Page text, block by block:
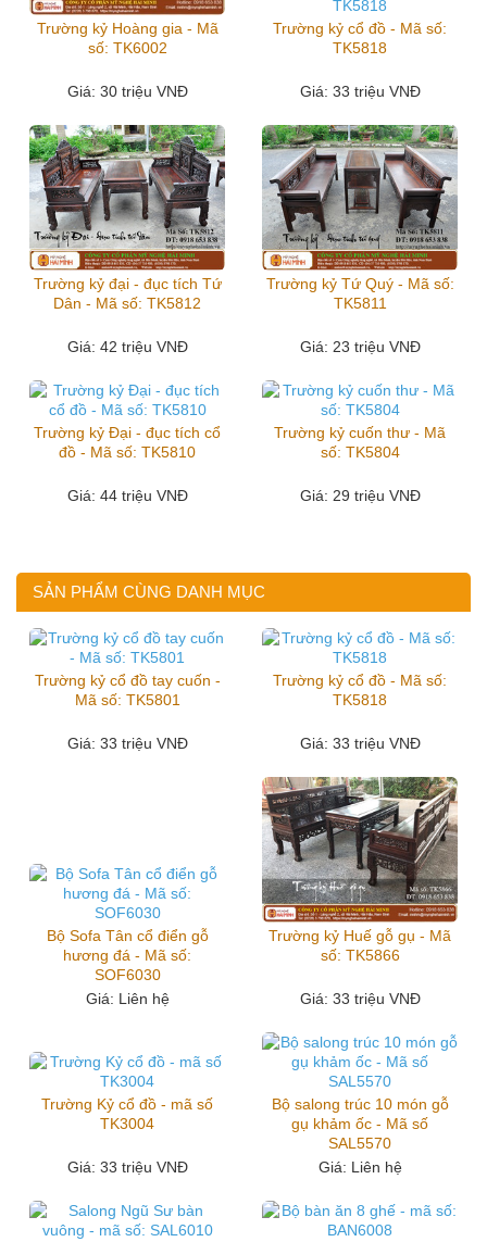
Trường kỷ Hoàng gia - Mã
số: TK6002
Giá: 30 triệu VNĐ
Trường kỷ cổ đồ - Mã số:
TK5818
Giá: 33 triệu VNĐ
Trường kỷ đại - đục tích Tứ
Dân - Mã số: TK5812
Giá: 42 triệu VNĐ
Trường kỷ Tứ Quý - Mã số:
TK5811
Giá: 23 triệu VNĐ
Trường kỷ Đại - đục tích cổ
đồ - Mã số: TK5810
Giá: 44 triệu VNĐ
Trường kỷ cuốn thư - Mã
số: TK5804
Giá: 29 triệu VNĐ
SẢN PHẨM CÙNG DANH MỤC
Trường kỷ cổ đồ tay cuốn -
Mã số: TK5801
Giá: 33 triệu VNĐ
Trường kỷ cổ đồ - Mã số:
TK5818
Giá: 33 triệu VNĐ
Bộ Sofa Tân cổ điển gỗ
hương đá - Mã số:
SOF6030
Giá: Liên hệ
Trường kỷ Huế gỗ gụ - Mã
số: TK5866
Giá: 33 triệu VNĐ
Trường Kỷ cổ đồ - mã số
TK3004
Giá: 33 triệu VNĐ
Bộ salong trúc 10 món gỗ
gụ khảm ốc - Mã số
SAL5570
Giá: Liên hệ